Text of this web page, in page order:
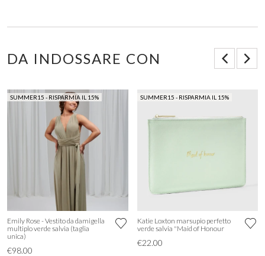
DA INDOSSARE CON
SUMMER15 - RISPARMIA IL 15%
Emily Rose - Vestito da damigella
multiplo verde salvia (taglia
unica)
€98.00
SUMMER15 - RISPARMIA IL 15%
Katie Loxton marsupio perfetto
verde salvia "Maid of Honour
€22.00